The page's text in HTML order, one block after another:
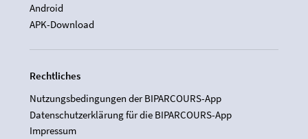
Android
APK-Download
Rechtliches
Nutzungsbedingungen der BIPARCOURS-App
Datenschutzerklärung für die BIPARCOURS-App
Impressum